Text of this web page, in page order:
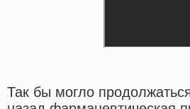
Так бы могло